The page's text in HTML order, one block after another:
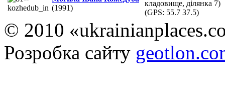
(1991)
кладовище, ділянка 7)
(GPS: 55.7 37.5)
© 2010
Розробка сайту